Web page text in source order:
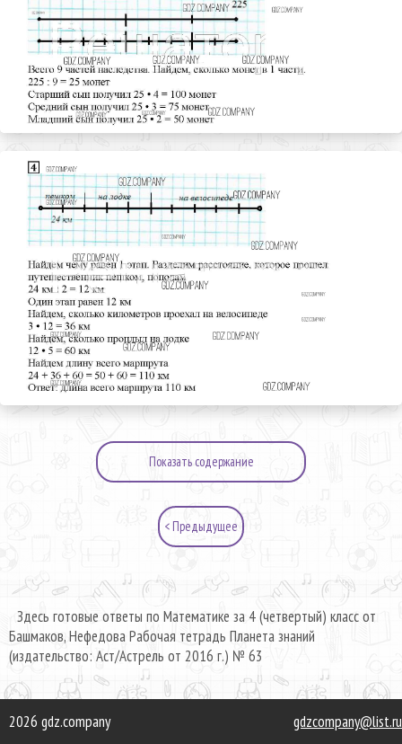
Показать содержание
< Предыдущее
Здесь готовые ответы по Математике за 4 (четвертый) класс от
Башмаков, Нефедова Рабочая тетрадь Планета знаний
(издательство: Аст/Астрель от 2016 г.) № 63
2026 gdz.company gdzcompany@list.ru